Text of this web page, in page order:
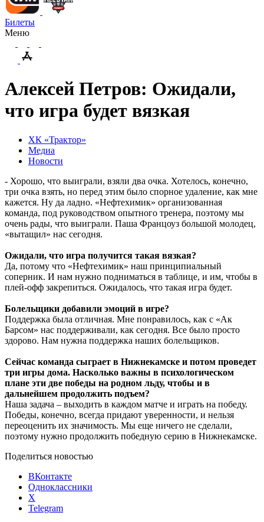
Билеты
Меню
Алексей Петров: Ожидали,
что игра будет вязкая
ХК «Трактор»
Медиа
Новости
- Хорошо, что выиграли, взяли два очка. Хотелось, конечно,
три очка взять, но перед этим было спорное удаление, как мне
кажется. Ну да ладно. «Нефтехимик» организованная
команда, под руководством опытного тренера, поэтому мы
очень рады, что выиграли. Паша Францоуз большой молодец,
«вытащил» нас сегодня.
Ожидали, что игра получится такая вязкая?
Да, потому что «Нефтехимик» наш принципиальный
соперник. И нам нужно подниматься в таблице, и им, чтобы в
плей-офф закрепиться. Ожидалось, что такая игра будет.
Болельщики добавили эмоций в игре?
Поддержка была отличная. Мне понравилось, как с «Ак
Барсом» нас поддерживали, как сегодня. Все было просто
здорово. Нам нужна поддержка наших болельщиков.
Сейчас команда сыграет в Нижнекамске и потом проведет
три игры дома. Насколько важны в психологическом
плане эти две победы на родном льду, чтобы и в
дальнейшем продолжить подъем?
Наша задача – выходить в каждом матче и играть на победу.
Победы, конечно, всегда придают уверенности, и нельзя
переоценить их значимость. Мы еще ничего не сделали,
поэтому нужно продолжить победную серию в Нижнекамске.
Поделиться новостью
ВКонтакте
Одноклассники
X
Telegram